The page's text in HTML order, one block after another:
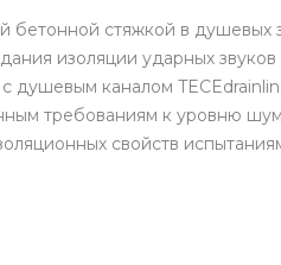
стяжкой в
изоляции ударных
каналом
требованиям к уровню
свойств